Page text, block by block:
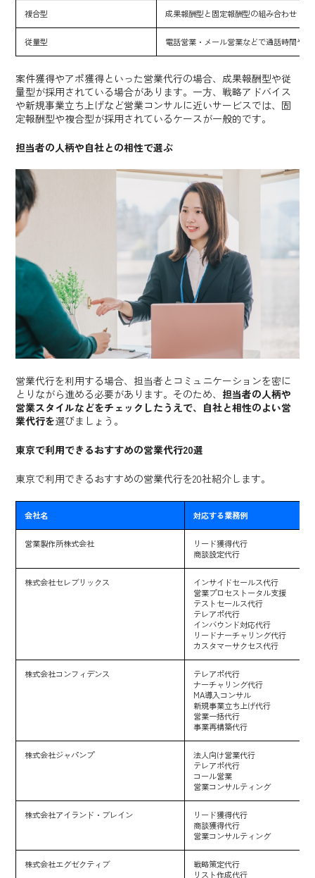
複合型 成果報酬型と固定報酬型の組み合わせ
従量型 電話営業・メール営業などで通話時間や
案件獲得やアポ獲得といった営業代行の場合、成果報酬型や従
量型が採用されている場合があります。一方、戦略アドバイス
や新規事業立ち上げなど営業コンサルに近いサービスでは、固
定報酬型や複合型が採用されているケースが一般的です。
担当者の人柄や自社との相性で選ぶ
営業代行を利用する場合、担当者とコミュニケーションを密に
とりながら進める必要があります。そのため、 担当者の人柄や
営業スタイルなどをチェックしたうえで、自社と相性のよい営
業代行を選びましょう。
東京で利用できるおすすめの営業代行20選
東京で利用できるおすすめの営業代行を20社紹介します。
会社名 対応する業務例
営業製作所株式会社
リード獲得代行
商談設定代行
株式会社セレブリックス
インサイドセールス代行
営業プロセストータル支援
テストセールス代行
テレアポ代行
インバウンド対応代行
リードナーチャリング代行
カスタマーサクセス代行
株式会社コンフィデンス
テレアポ代行
ナーチャリング代行
MA導入コンサル
新規事業立ち上げ代行
営業一括代行
事業再構築代行
株式会社ジャパンプ
法人向け営業代行
テレアポ代行
コール営業
営業コンサルティング
株式会社アイランド・ブレイン
リード獲得代行
商談獲得代行
営業コンサルティング
株式会社エグゼクティブ
戦略策定代行
リスト作成代行